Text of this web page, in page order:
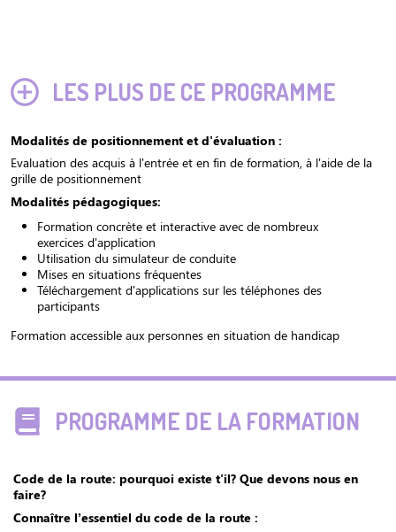
LES PLUS DE CE PROGRAMME
Modalités de positionnement et d'évaluation :
Evaluation des acquis à l'entrée et en fin de formation, à l'aide de la
grille de positionnement
Modalités pédagogiques:
Formation concrète et interactive avec de nombreux
exercices d'application
Utilisation du simulateur de conduite
Mises en situations fréquentes
Téléchargement d'applications sur les téléphones des
participants
Formation accessible aux personnes en situation de handicap
PROGRAMME DE LA FORMATION
Code de la route: pourquoi existe t'il? Que devons nous en
faire?
Connaître l’essentiel du code de la route :